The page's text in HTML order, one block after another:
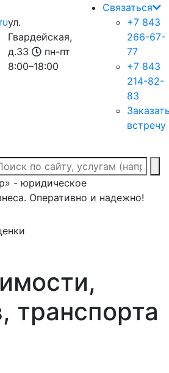
ул.
Гвардейская,
д.33
пн-пт
8:00–18:00
Связаться
+7 843
266-67-
77
+7 843
214-82-
83
встречу
- юридическое
Оперативно и надежно!
транспорта